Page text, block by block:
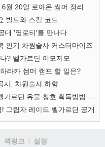
월 20일 로아온 썸머 정리
빌드와 스킬 코드
대 '영로티'를 만나다
인기 차원술사 커스터마이즈
? 벨가르딘 이모저모
라카 썸머 캠프 할 일은?
사, 차원술사 하향
! 그림자 레이드 벨가르딘 공개
퀵링크 설정